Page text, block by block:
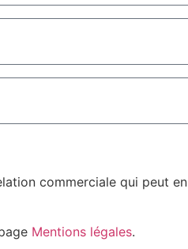
commerciale qui peut en
Mentions légales.